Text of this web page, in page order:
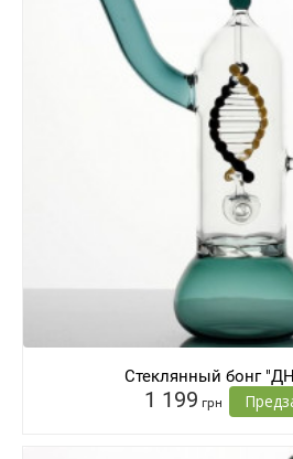
Стеклянный бонг
1 199 грн